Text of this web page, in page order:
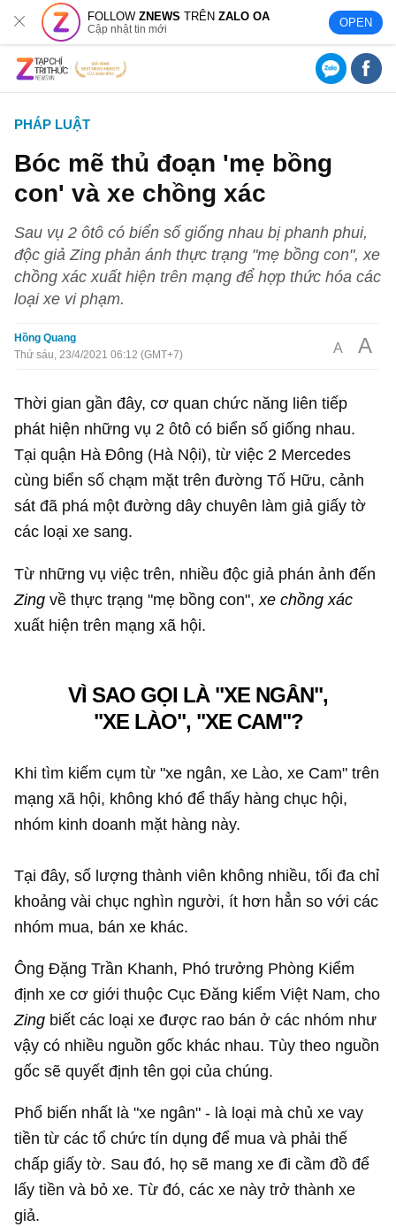
FOLLOWZNEWS TRÊNZALO OA
Cập nhật tin mới OPEN
PHÁP LUẬT
Bóc mẽ thủ đoạn 'mẹ bồng
con' và xe chồng xác
Sau vụ 2 ôtô có biển số giống nhau bị phanh phui,
độc giả Zing phản ánh thực trạng "mẹ bồng con", xe
chồng xác xuất hiện trên mạng để hợp thức hóa các
loại xe vi phạm.
Hồng Quang
Thứ sáu, 23/4/2021 06:12 (GMT+7)
A A
Thời gian gần đây, cơ quan chức năng liên tiếp
phát hiện những vụ 2 ôtô có biển số giống nhau.
Tại quận Hà Đông (Hà Nội), từ việc 2 Mercedes
cùng biển số chạm mặt trên đường Tố Hữu, cảnh
sát đã phá một đường dây chuyên làm giả giấy tờ
các loại xe sang.
Từ những vụ việc trên, nhiều độc giả phán ảnh đến
Zing về thực trạng "mẹ bồng con",xe chồng xác
xuất hiện trên mạng xã hội.
VÌ SAO GỌI LÀ "XE NGÂN",
"XE LÀO", "XE CAM"?
Khi tìm kiếm cụm từ "xe ngân, xe Lào, xe Cam" trên
mạng xã hội, không khó để thấy hàng chục hội,
nhóm kinh doanh mặt hàng này.
Tại đây, số lượng thành viên không nhiều, tối đa chỉ
khoảng vài chục nghìn người, ít hơn hẳn so với các
nhóm mua, bán xe khác.
Ông Đặng Trần Khanh, Phó trưởng Phòng Kiểm
định xe cơ giới thuộc Cục Đăng kiểm Việt Nam, cho
Zing biết các loại xe được rao bán ở các nhóm như
vậy có nhiều nguồn gốc khác nhau. Tùy theo nguồn
gốc sẽ quyết định tên gọi của chúng.
Phổ biến nhất là "xe ngân" - là loại mà chủ xe vay
tiền từ các tổ chức tín dụng để mua và phải thế
chấp giấy tờ. Sau đó, họ sẽ mang xe đi cầm đồ để
lấy tiền và bỏ xe. Từ đó, các xe này trở thành xe
giả.